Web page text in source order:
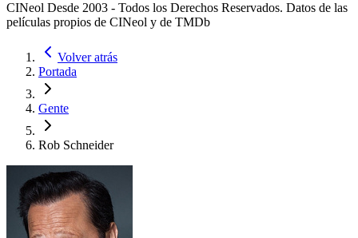
CINeol Desde 2003 - Todos los Derechos Reservados. Datos de las
películas propios de CINeol y de TMDb
Volver atrás
Portada
Gente
Rob Schneider